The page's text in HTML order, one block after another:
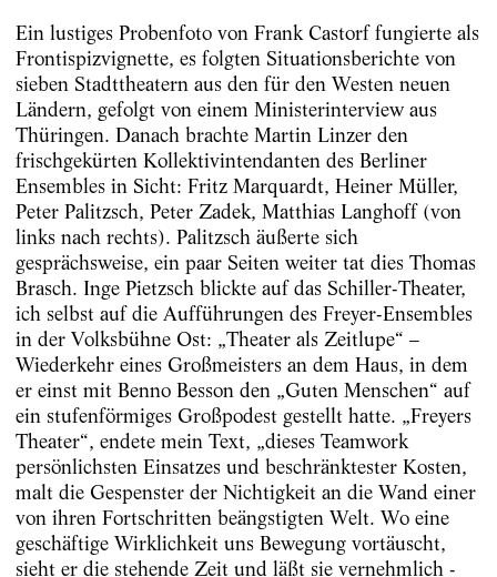
Ein lustiges Probenfoto von Frank Castorf fungierte als
Frontispizvignette, es folgten ­Situationsberichte von
sieben Stadttheatern aus den für den Westen neuen
Ländern, gefolgt von einem Ministerinterview aus
Thüringen. Danach brachte Martin Linzer den
frischgekürten Kollektiv­intendanten des Berliner
Ensembles in Sicht: Fritz Marquardt, Heiner Müller,
Peter Palitzsch, Peter Zadek, Matthias Langhoff (von
links nach rechts). Palitzsch äußerte sich
gesprächsweise, ein paar Seiten weiter tat dies Thomas
Brasch. Inge Pietzsch blickte auf das Schiller-Theater,
ich selbst auf die Aufführungen des Freyer-­Ensembles
in der Volksbühne Ost: „Theater als Zeitlupe“ –
Wiederkehr eines Großmeisters an dem Haus, in dem
er einst mit ­Benno Besson den „Guten Menschen“ auf
ein stufenförmiges Großpodest gestellt hatte. „Freyers
Theater“, endete mein Text, „dieses Teamwork
persönlichsten Einsatzes und beschränktester Kosten,
malt die Gespenster der Nichtigkeit an die Wand einer
von ihren Fortschritten beängstigten Welt. Wo eine
geschäftige Wirklichkeit uns Bewegung vortäuscht,
sieht er die stehende Zeit und läßt sie vernehmlich ­